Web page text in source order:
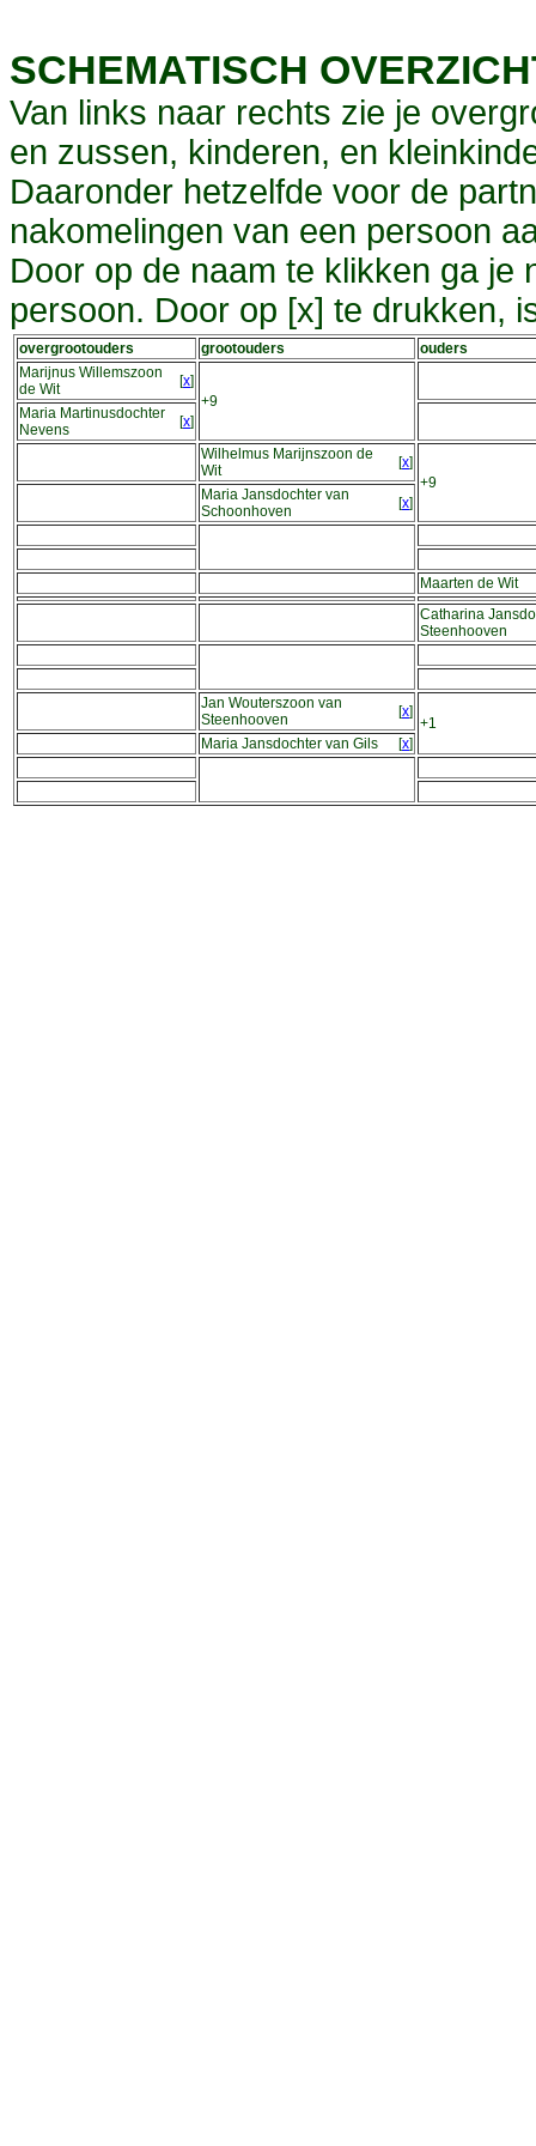
SCHEMATISCH
Van links naar rechts zie je
en zussen, kinderen, en
Daaronder hetzelfde voor de
nakomelingen van een persoon
Door op de naam te klikken ga je
persoon. Door op [x] te drukken,
overgrootouders grootouders
ouders
Marijnus Willemszoon
de Wit
[x]
+9
Maria Martinusdochter
Nevens
[x]
Wilhelmus Marijnszoon de
Wit
[x]
+9
Maria Jansdochter van
Schoonhoven
[x]
Maarten de Wit
Catharina
Steenhooven
Jan Wouterszoon van
Steenhooven
[x]
+1
Maria Jansdochter van Gils
[x]